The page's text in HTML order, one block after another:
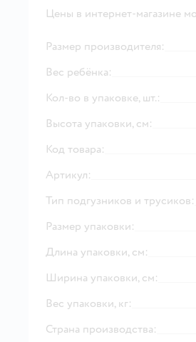
Цены в интернет-магазине
Размер производителя:
Вес ребёнка:
Кол-во в упаковке, шт.:
Высота упаковки, см:
Код товара:
Артикул:
Тип подгузников и трусиков:
Размер упаковки:
Длина упаковки, см:
Ширина упаковки, см:
Вес упаковки, кг:
Страна производства: